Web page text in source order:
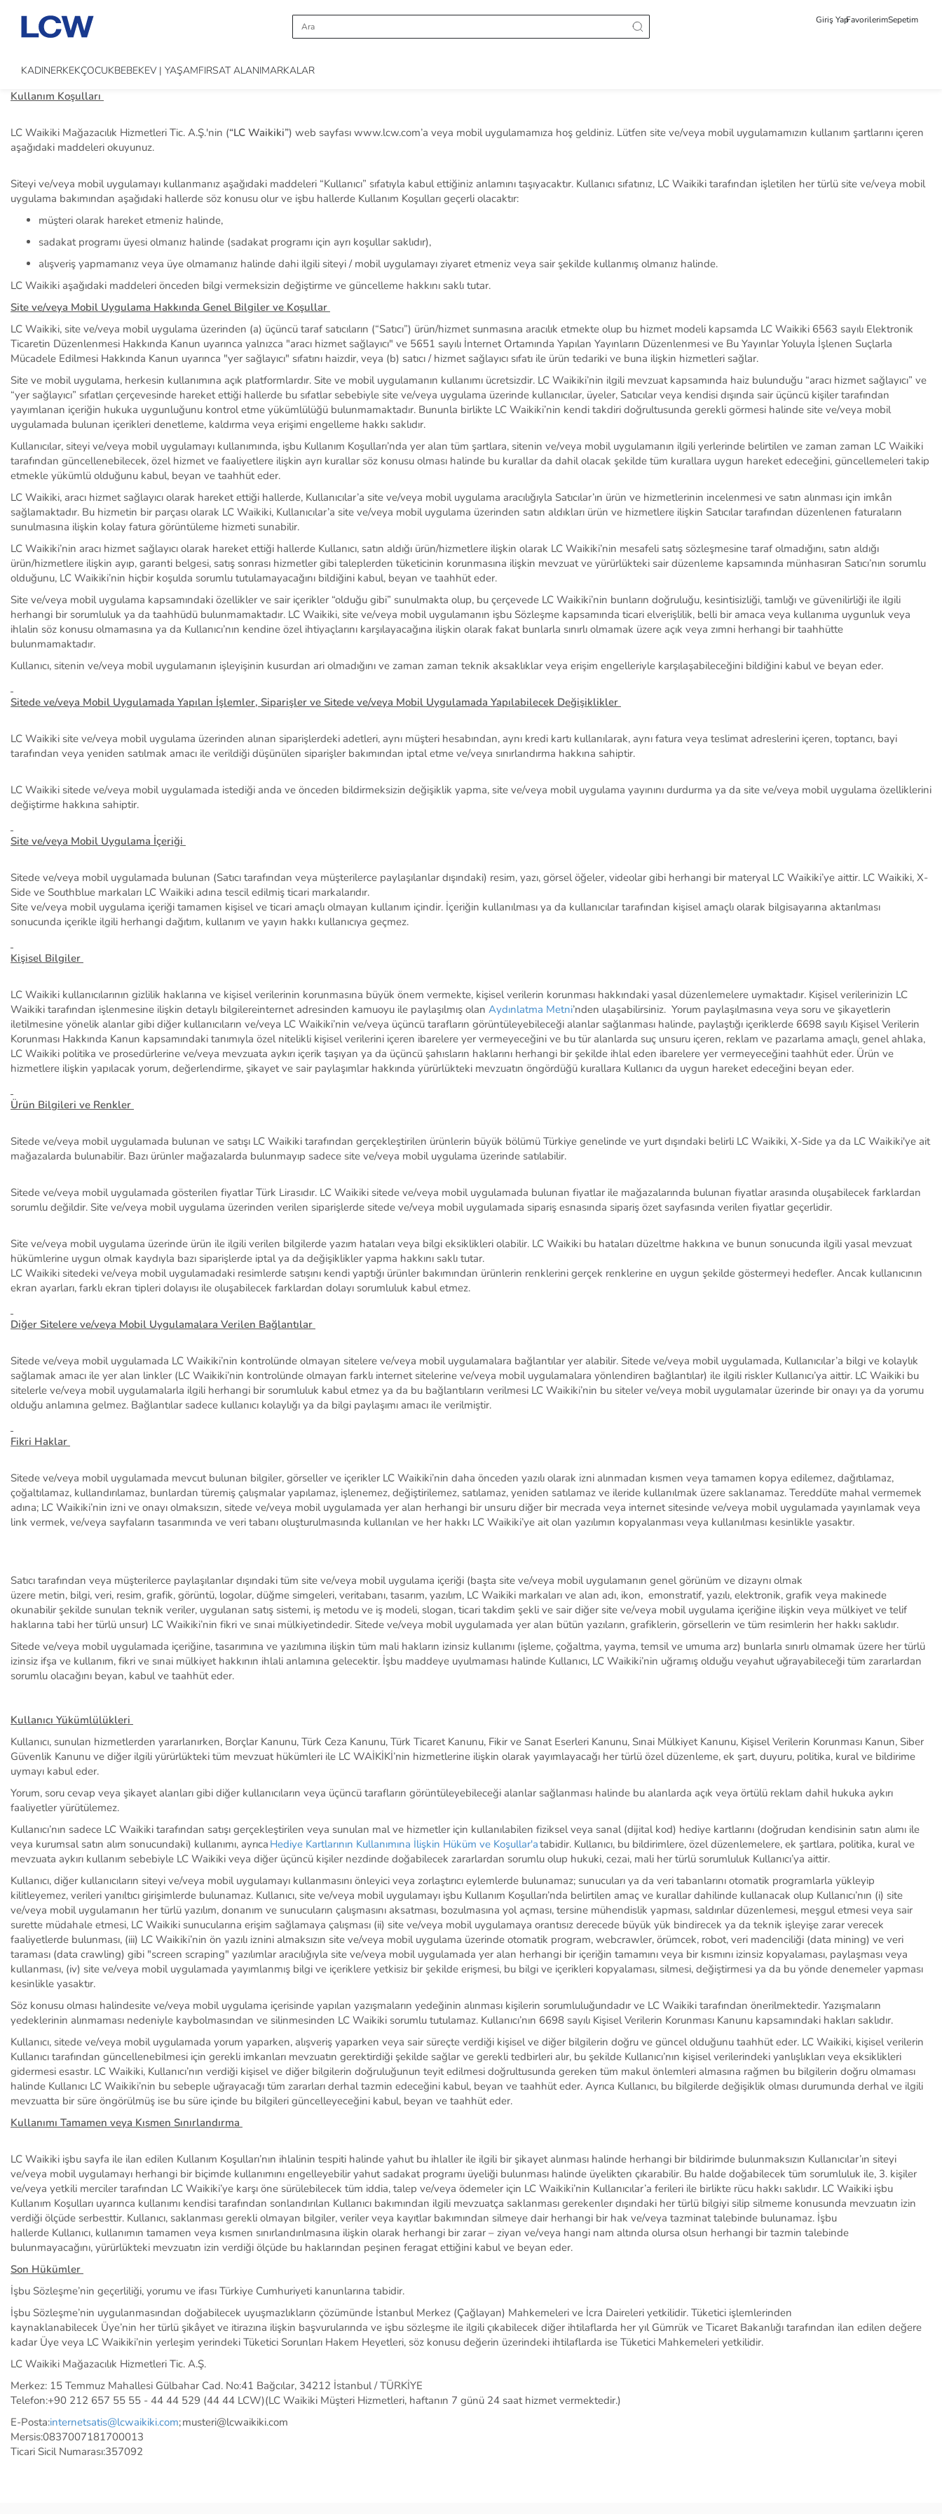
Giriş YapFavorilerimSepetim
KADINERKEKÇOCUKBEBEKEV | YAŞAMFIRSAT ALANIMARKALAR
Kullanım Koşulları
LC Waikiki Mağazacılık Hizmetleri Tic. A.Ş.'nin (“LC Waikiki”) web sayfası www.lcw.com’a veya mobil uygulamamıza hoş geldiniz. Lütfen site ve/veya mobil uygulamamızın kullanım şartlarını içeren
aşağıdaki maddeleri okuyunuz.
Siteyi ve/veya mobil uygulamayı kullanmanız aşağıdaki maddeleri “Kullanıcı” sıfatıyla kabul ettiğiniz anlamını taşıyacaktır. Kullanıcı sıfatınız, LC Waikiki tarafından işletilen her türlü site ve/veya mobil
uygulama bakımından aşağıdaki hallerde söz konusu olur ve işbu hallerde Kullanım Koşulları geçerli olacaktır:
müşteri olarak hareket etmeniz halinde,
sadakat programı üyesi olmanız halinde (sadakat programı için ayrı koşullar saklıdır),
alışveriş yapmamanız veya üye olmamanız halinde dahi ilgili siteyi / mobil uygulamayı ziyaret etmeniz veya sair şekilde kullanmış olmanız halinde.
LC Waikiki aşağıdaki maddeleri önceden bilgi vermeksizin değiştirme ve güncelleme hakkını saklı tutar.
Site ve/veya Mobil Uygulama Hakkında Genel Bilgiler ve Koşullar
LC Waikiki, site ve/veya mobil uygulama üzerinden (a) üçüncü taraf satıcıların (“Satıcı”) ürün/hizmet sunmasına aracılık etmekte olup bu hizmet modeli kapsamda LC Waikiki 6563 sayılı Elektronik
Ticaretin Düzenlenmesi Hakkında Kanun uyarınca yalnızca "aracı hizmet sağlayıcı" ve 5651 sayılı İnternet Ortamında Yapılan Yayınların Düzenlenmesi ve Bu Yayınlar Yoluyla İşlenen Suçlarla
Mücadele Edilmesi Hakkında Kanun uyarınca "yer sağlayıcı" sıfatını haizdir, veya (b) satıcı / hizmet sağlayıcı sıfatı ile ürün tedariki ve buna ilişkin hizmetleri sağlar.
Site ve mobil uygulama, herkesin kullanımına açık platformlardır. Site ve mobil uygulamanın kullanımı ücretsizdir. LC Waikiki’nin ilgili mevzuat kapsamında haiz bulunduğu “aracı hizmet sağlayıcı” ve
“yer sağlayıcı” sıfatları çerçevesinde hareket ettiği hallerde bu sıfatlar sebebiyle site ve/veya uygulama üzerinde kullanıcılar, üyeler, Satıcılar veya kendisi dışında sair üçüncü kişiler tarafından
yayımlanan içeriğin hukuka uygunluğunu kontrol etme yükümlülüğü bulunmamaktadır. Bununla birlikte LC Waikiki’nin kendi takdiri doğrultusunda gerekli görmesi halinde site ve/veya mobil
uygulamada bulunan içerikleri denetleme, kaldırma veya erişimi engelleme hakkı saklıdır.
Kullanıcılar, siteyi ve/veya mobil uygulamayı kullanımında, işbu Kullanım Koşulları’nda yer alan tüm şartlara, sitenin ve/veya mobil uygulamanın ilgili yerlerinde belirtilen ve zaman zaman LC Waikiki
tarafından güncellenebilecek, özel hizmet ve faaliyetlere ilişkin ayrı kurallar söz konusu olması halinde bu kurallar da dahil olacak şekilde tüm kurallara uygun hareket edeceğini, güncellemeleri takip
etmekle yükümlü olduğunu kabul, beyan ve taahhüt eder.
LC Waikiki, aracı hizmet sağlayıcı olarak hareket ettiği hallerde, Kullanıcılar’a site ve/veya mobil uygulama aracılığıyla Satıcılar’ın ürün ve hizmetlerinin incelenmesi ve satın alınması için imkân
sağlamaktadır. Bu hizmetin bir parçası olarak LC Waikiki, Kullanıcılar’a site ve/veya mobil uygulama üzerinden satın aldıkları ürün ve hizmetlere ilişkin Satıcılar tarafından düzenlenen faturaların
sunulmasına ilişkin kolay fatura görüntüleme hizmeti sunabilir.
LC Waikiki’nin aracı hizmet sağlayıcı olarak hareket ettiği hallerde Kullanıcı, satın aldığı ürün/hizmetlere ilişkin olarak LC Waikiki’nin mesafeli satış sözleşmesine taraf olmadığını, satın aldığı
ürün/hizmetlere ilişkin ayıp, garanti belgesi, satış sonrası hizmetler gibi taleplerden tüketicinin korunmasına ilişkin mevzuat ve yürürlükteki sair düzenleme kapsamında münhasıran Satıcı’nın sorumlu
olduğunu, LC Waikiki’nin hiçbir koşulda sorumlu tutulamayacağını bildiğini kabul, beyan ve taahhüt eder.
Site ve/veya mobil uygulama kapsamındaki özellikler ve sair içerikler “olduğu gibi” sunulmakta olup, bu çerçevede LC Waikiki’nin bunların doğruluğu, kesintisizliği, tamlığı ve güvenilirliği ile ilgili
herhangi bir sorumluluk ya da taahhüdü bulunmamaktadır. LC Waikiki, site ve/veya mobil uygulamanın işbu Sözleşme kapsamında ticari elverişlilik, belli bir amaca veya kullanıma uygunluk veya
ihlalin söz konusu olmamasına ya da Kullanıcı’nın kendine özel ihtiyaçlarını karşılayacağına ilişkin olarak fakat bunlarla sınırlı olmamak üzere açık veya zımni herhangi bir taahhütte
bulunmamaktadır.
Kullanıcı, sitenin ve/veya mobil uygulamanın işleyişinin kusurdan ari olmadığını ve zaman zaman teknik aksaklıklar veya erişim engelleriyle karşılaşabileceğini bildiğini kabul ve beyan eder.
Sitede ve/veya Mobil Uygulamada Yapılan İşlemler, Siparişler ve Sitede ve/veya Mobil Uygulamada Yapılabilecek Değişiklikler
LC Waikiki site ve/veya mobil uygulama üzerinden alınan siparişlerdeki adetleri, aynı müşteri hesabından, aynı kredi kartı kullanılarak, aynı fatura veya teslimat adreslerini içeren, toptancı, bayi
tarafından veya yeniden satılmak amacı ile verildiği düşünülen siparişler bakımından iptal etme ve/veya sınırlandırma hakkına sahiptir.
LC Waikiki sitede ve/veya mobil uygulamada istediği anda ve önceden bildirmeksizin değişiklik yapma, site ve/veya mobil uygulama yayınını durdurma ya da site ve/veya mobil uygulama özelliklerini
değiştirme hakkına sahiptir.
Site ve/veya Mobil Uygulama İçeriği
Sitede ve/veya mobil uygulamada bulunan (Satıcı tarafından veya müşterilerce paylaşılanlar dışındaki) resim, yazı, görsel öğeler, videolar gibi herhangi bir materyal LC Waikiki’ye aittir. LC Waikiki, X-
Side ve Southblue markaları LC Waikiki adına tescil edilmiş ticari markalarıdır.
Site ve/veya mobil uygulama içeriği tamamen kişisel ve ticari amaçlı olmayan kullanım içindir. İçeriğin kullanılması ya da kullanıcılar tarafından kişisel amaçlı olarak bilgisayarına aktarılması
sonucunda içerikle ilgili herhangi dağıtım, kullanım ve yayın hakkı kullanıcıya geçmez.
Kişisel Bilgiler
LC Waikiki kullanıcılarının gizlilik haklarına ve kişisel verilerinin korunmasına büyük önem vermekte, kişisel verilerin korunması hakkındaki yasal düzenlemelere uymaktadır. Kişisel verilerinizin LC
Waikiki tarafından işlenmesine ilişkin detaylı bilgilereinternet adresinden kamuoyu ile paylaşılmış olan Aydınlatma Metni’nden ulaşabilirsiniz. Yorum paylaşılmasına veya soru ve şikayetlerin
iletilmesine yönelik alanlar gibi diğer kullanıcıların ve/veya LC Waikiki’nin ve/veya üçüncü tarafların görüntüleyebileceği alanlar sağlanması halinde, paylaştığı içeriklerde 6698 sayılı Kişisel Verilerin
Korunması Hakkında Kanun kapsamındaki tanımıyla özel nitelikli kişisel verilerini içeren ibarelere yer vermeyeceğini ve bu tür alanlarda suç unsuru içeren, reklam ve pazarlama amaçlı, genel ahlaka,
LC Waikiki politika ve prosedürlerine ve/veya mevzuata aykırı içerik taşıyan ya da üçüncü şahısların haklarını herhangi bir şekilde ihlal eden ibarelere yer vermeyeceğini taahhüt eder. Ürün ve
hizmetlere ilişkin yapılacak yorum, değerlendirme, şikayet ve sair paylaşımlar hakkında yürürlükteki mevzuatın öngördüğü kurallara Kullanıcı da uygun hareket edeceğini beyan eder.
Ürün Bilgileri ve Renkler
Sitede ve/veya mobil uygulamada bulunan ve satışı LC Waikiki tarafından gerçekleştirilen ürünlerin büyük bölümü Türkiye genelinde ve yurt dışındaki belirli LC Waikiki, X-Side ya da LC Waikiki'ye ait
mağazalarda bulunabilir. Bazı ürünler mağazalarda bulunmayıp sadece site ve/veya mobil uygulama üzerinde satılabilir.
Sitede ve/veya mobil uygulamada gösterilen fiyatlar Türk Lirasıdır. LC Waikiki sitede ve/veya mobil uygulamada bulunan fiyatlar ile mağazalarında bulunan fiyatlar arasında oluşabilecek farklardan
sorumlu değildir. Site ve/veya mobil uygulama üzerinden verilen siparişlerde sitede ve/veya mobil uygulamada sipariş esnasında sipariş özet sayfasında verilen fiyatlar geçerlidir.
Site ve/veya mobil uygulama üzerinde ürün ile ilgili verilen bilgilerde yazım hataları veya bilgi eksiklikleri olabilir. LC Waikiki bu hataları düzeltme hakkına ve bunun sonucunda ilgili yasal mevzuat
hükümlerine uygun olmak kaydıyla bazı siparişlerde iptal ya da değişiklikler yapma hakkını saklı tutar.
LC Waikiki sitedeki ve/veya mobil uygulamadaki resimlerde satışını kendi yaptığı ürünler bakımından ürünlerin renklerini gerçek renklerine en uygun şekilde göstermeyi hedefler. Ancak kullanıcının
ekran ayarları, farklı ekran tipleri dolayısı ile oluşabilecek farklardan dolayı sorumluluk kabul etmez.
Diğer Sitelere ve/veya Mobil Uygulamalara Verilen Bağlantılar
Sitede ve/veya mobil uygulamada LC Waikiki’nin kontrolünde olmayan sitelere ve/veya mobil uygulamalara bağlantılar yer alabilir. Sitede ve/veya mobil uygulamada, Kullanıcılar’a bilgi ve kolaylık
sağlamak amacı ile yer alan linkler (LC Waikiki’nin kontrolünde olmayan farklı internet sitelerine ve/veya mobil uygulamalara yönlendiren bağlantılar) ile ilgili riskler Kullanıcı’ya aittir. LC Waikiki bu
sitelerle ve/veya mobil uygulamalarla ilgili herhangi bir sorumluluk kabul etmez ya da bu bağlantıların verilmesi LC Waikiki’nin bu siteler ve/veya mobil uygulamalar üzerinde bir onayı ya da yorumu
olduğu anlamına gelmez. Bağlantılar sadece kullanıcı kolaylığı ya da bilgi paylaşımı amacı ile verilmiştir.
Fikri Haklar
Sitede ve/veya mobil uygulamada mevcut bulunan bilgiler, görseller ve içerikler LC Waikiki’nin daha önceden yazılı olarak izni alınmadan kısmen veya tamamen kopya edilemez, dağıtılamaz,
çoğaltılamaz, kullandırılamaz, bunlardan türemiş çalışmalar yapılamaz, işlenemez, değiştirilemez, satılamaz, yeniden satılamaz ve ileride kullanılmak üzere saklanamaz. Tereddüte mahal vermemek
adına; LC Waikiki’nin izni ve onayı olmaksızın, sitede ve/veya mobil uygulamada yer alan herhangi bir unsuru diğer bir mecrada veya internet sitesinde ve/veya mobil uygulamada yayınlamak veya
link vermek, ve/veya sayfaların tasarımında ve veri tabanı oluşturulmasında kullanılan ve her hakkı LC Waikiki’ye ait olan yazılımın kopyalanması veya kullanılması kesinlikle yasaktır.
Satıcı tarafından veya müşterilerce paylaşılanlar dışındaki tüm site ve/veya mobil uygulama içeriği (başta site ve/veya mobil uygulamanın genel görünüm ve dizaynı olmak
üzere metin, bilgi, veri, resim, grafik, görüntü, logolar, düğme simgeleri, veritabanı, tasarım, yazılım, LC Waikiki markaları ve alan adı, ikon, emonstratif, yazılı, elektronik, grafik veya makinede
okunabilir şekilde sunulan teknik veriler, uygulanan satış sistemi, iş metodu ve iş modeli, slogan, ticari takdim şekli ve sair diğer site ve/veya mobil uygulama içeriğine ilişkin veya mülkiyet ve telif
haklarına tabi her türlü unsur) LC Waikiki’nin fikri ve sınai mülkiyetindedir. Sitede ve/veya mobil uygulamada yer alan bütün yazıların, grafiklerin, görsellerin ve tüm resimlerin her hakkı saklıdır.
Sitede ve/veya mobil uygulamada içeriğine, tasarımına ve yazılımına ilişkin tüm mali hakların izinsiz kullanımı (işleme, çoğaltma, yayma, temsil ve umuma arz) bunlarla sınırlı olmamak üzere her türlü
izinsiz ifşa ve kullanım, fikri ve sınai mülkiyet hakkının ihlali anlamına gelecektir. İşbu maddeye uyulmaması halinde Kullanıcı, LC Waikiki’nin uğramış olduğu veyahut uğrayabileceği tüm zararlardan
sorumlu olacağını beyan, kabul ve taahhüt eder.
Kullanıcı Yükümlülükleri
Kullanıcı, sunulan hizmetlerden yararlanırken, Borçlar Kanunu, Türk Ceza Kanunu, Türk Ticaret Kanunu, Fikir ve Sanat Eserleri Kanunu, Sınai Mülkiyet Kanunu, Kişisel Verilerin Korunması Kanun, Siber
Güvenlik Kanunu ve diğer ilgili yürürlükteki tüm mevzuat hükümleri ile LC WAİKİKİ’nin hizmetlerine ilişkin olarak yayımlayacağı her türlü özel düzenleme, ek şart, duyuru, politika, kural ve bildirime
uymayı kabul eder.
Yorum, soru cevap veya şikayet alanları gibi diğer kullanıcıların veya üçüncü tarafların görüntüleyebileceği alanlar sağlanması halinde bu alanlarda açık veya örtülü reklam dahil hukuka aykırı
faaliyetler yürütülemez.
Kullanıcı’nın sadece LC Waikiki tarafından satışı gerçekleştirilen veya sunulan mal ve hizmetler için kullanılabilen fiziksel veya sanal (dijital kod) hediye kartlarını (doğrudan kendisinin satın alımı ile
veya kurumsal satın alım sonucundaki) kullanımı, ayrıca Hediye Kartlarının Kullanımına İlişkin Hüküm ve Koşullar'atabidir. Kullanıcı, bu bildirimlere, özel düzenlemelere, ek şartlara, politika, kural ve
mevzuata aykırı kullanım sebebiyle LC Waikiki veya diğer üçüncü kişiler nezdinde doğabilecek zararlardan sorumlu olup hukuki, cezai, mali her türlü sorumluluk Kullanıcı’ya aittir.
Kullanıcı, diğer kullanıcıların siteyi ve/veya mobil uygulamayı kullanmasını önleyici veya zorlaştırıcı eylemlerde bulunamaz; sunucuları ya da veri tabanlarını otomatik programlarla yükleyip
kilitleyemez, verileri yanıltıcı girişimlerde bulunamaz. Kullanıcı, site ve/veya mobil uygulamayı işbu Kullanım Koşulları’nda belirtilen amaç ve kurallar dahilinde kullanacak olup Kullanıcı’nın (i) site
ve/veya mobil uygulamanın her türlü yazılım, donanım ve sunucuların çalışmasını aksatması, bozulmasına yol açması, tersine mühendislik yapması, saldırılar düzenlemesi, meşgul etmesi veya sair
surette müdahale etmesi, LC Waikiki sunucularına erişim sağlamaya çalışması (ii) site ve/veya mobil uygulamaya orantısız derecede büyük yük bindirecek ya da teknik işleyişe zarar verecek
faaliyetlerde bulunması, (iii) LC Waikiki’nin ön yazılı iznini almaksızın site ve/veya mobil uygulama üzerinde otomatik program, webcrawler, örümcek, robot, veri madenciliği (data mining) ve veri
taraması (data crawling) gibi "screen scraping" yazılımlar aracılığıyla site ve/veya mobil uygulamada yer alan herhangi bir içeriğin tamamını veya bir kısmını izinsiz kopyalaması, paylaşması veya
kullanması, (iv) site ve/veya mobil uygulamada yayımlanmış bilgi ve içeriklere yetkisiz bir şekilde erişmesi, bu bilgi ve içerikleri kopyalaması, silmesi, değiştirmesi ya da bu yönde denemeler yapması
kesinlikle yasaktır.
Söz konusu olması halindesite ve/veya mobil uygulama içerisinde yapılan yazışmaların yedeğinin alınması kişilerin sorumluluğundadır ve LC Waikiki tarafından önerilmektedir. Yazışmaların
yedeklerinin alınmaması nedeniyle kaybolmasından ve silinmesinden LC Waikiki sorumlu tutulamaz. Kullanıcı’nın 6698 sayılı Kişisel Verilerin Korunması Kanunu kapsamındaki hakları saklıdır.
Kullanıcı, sitede ve/veya mobil uygulamada yorum yaparken, alışveriş yaparken veya sair süreçte verdiği kişisel ve diğer bilgilerin doğru ve güncel olduğunu taahhüt eder. LC Waikiki, kişisel verilerin
Kullanıcı tarafından güncellenebilmesi için gerekli imkanları mevzuatın gerektirdiği şekilde sağlar ve gerekli tedbirleri alır, bu şekilde Kullanıcı’nın kişisel verilerindeki yanlışlıkları veya eksiklikleri
gidermesi esastır. LC Waikiki, Kullanıcı’nın verdiği kişisel ve diğer bilgilerin doğruluğunun teyit edilmesi doğrultusunda gereken tüm makul önlemleri almasına rağmen bu bilgilerin doğru olmaması
halinde Kullanıcı LC Waikiki’nin bu sebeple uğrayacağı tüm zararları derhal tazmin edeceğini kabul, beyan ve taahhüt eder. Ayrıca Kullanıcı, bu bilgilerde değişiklik olması durumunda derhal ve ilgili
mevzuatta bir süre öngörülmüş ise bu süre içinde bu bilgileri güncelleyeceğini kabul, beyan ve taahhüt eder.
Kullanımı Tamamen veya Kısmen Sınırlandırma
LC Waikiki işbu sayfa ile ilan edilen Kullanım Koşulları’nın ihlalinin tespiti halinde yahut bu ihlaller ile ilgili bir şikayet alınması halinde herhangi bir bildirimde bulunmaksızın Kullanıcılar’ın siteyi
ve/veya mobil uygulamayı herhangi bir biçimde kullanımını engelleyebilir yahut sadakat programı üyeliği bulunması halinde üyelikten çıkarabilir. Bu halde doğabilecek tüm sorumluluk ile, 3. kişiler
ve/veya yetkili merciler tarafından LC Waikiki’ye karşı öne sürülebilecek tüm iddia, talep ve/veya ödemeler için LC Waikiki’nin Kullanıcılar’a ferileri ile birlikte rücu hakkı saklıdır. LC Waikiki işbu
Kullanım Koşulları uyarınca kullanımı kendisi tarafından sonlandırılan Kullanıcı bakımından ilgili mevzuatça saklanması gerekenler dışındaki her türlü bilgiyi silip silmeme konusunda mevzuatın izin
verdiği ölçüde serbesttir. Kullanıcı, saklanması gerekli olmayan bilgiler, veriler veya kayıtlar bakımından silmeye dair herhangi bir hak ve/veya tazminat talebinde bulunamaz. İşbu
hallerde Kullanıcı, kullanımın tamamen veya kısmen sınırlandırılmasına ilişkin olarak herhangi bir zarar – ziyan ve/veya hangi nam altında olursa olsun herhangi bir tazmin talebinde
bulunmayacağını, yürürlükteki mevzuatın izin verdiği ölçüde bu haklarından peşinen feragat ettiğini kabul ve beyan eder.
Son Hükümler
İşbu Sözleşme’nin geçerliliği, yorumu ve ifası Türkiye Cumhuriyeti kanunlarına tabidir.
İşbu Sözleşme’nin uygulanmasından doğabilecek uyuşmazlıkların çözümünde İstanbul Merkez (Çağlayan) Mahkemeleri ve İcra Daireleri yetkilidir. Tüketici işlemlerinden
kaynaklanabilecek Üye’nin her türlü şikâyet ve itirazına ilişkin başvurularında ve işbu sözleşme ile ilgili çıkabilecek diğer ihtilaflarda her yıl Gümrük ve Ticaret Bakanlığı tarafından ilan edilen değere
kadar Üye veya LC Waikiki’nin yerleşim yerindeki Tüketici Sorunları Hakem Heyetleri, söz konusu değerin üzerindeki ihtilaflarda ise Tüketici Mahkemeleri yetkilidir.
LC Waikiki Mağazacılık Hizmetleri Tic. A.Ş.
Merkez: 15 Temmuz Mahallesi Gülbahar Cad. No:41 Bağcılar, 34212 İstanbul / TÜRKİYE
Telefon:+90 212 657 55 55 - 44 44 529 (44 44 LCW)(LC Waikiki Müşteri Hizmetleri, haftanın 7 günü 24 saat hizmet vermektedir.)
E-Posta:internetsatis@lcwaikiki.com; musteri@lcwaikiki.com
Mersis:0837007181700013
Ticari Sicil Numarası:357092